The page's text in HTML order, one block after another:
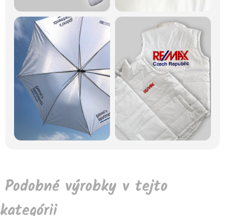
Podobné výrobky v tejto
kategórii